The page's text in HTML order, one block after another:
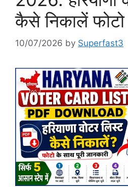
कैसे निकालें
10/07/2026 by Superfast3